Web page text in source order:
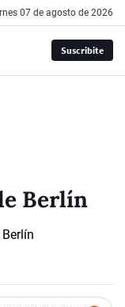
07 de agosto de 2026
Suscribite
Berlín